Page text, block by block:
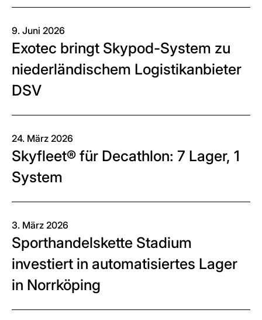
9. Juni 2026
Exotec bringt Skypod-System zu
niederländischem Logistikanbieter
DSV
24. März 2026
Skyfleet® für Decathlon: 7 Lager, 1
System
3. März 2026
Sporthandelskette Stadium
investiert in automatisiertes Lager
in Norrköping